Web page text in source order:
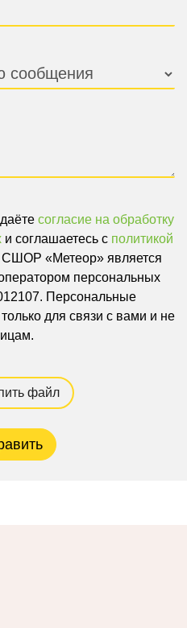
согласие на обработку
и соглашаетесь с политикой
СШОР «Метеор» является
персональных
Персональные
для связи с вами и не
файл